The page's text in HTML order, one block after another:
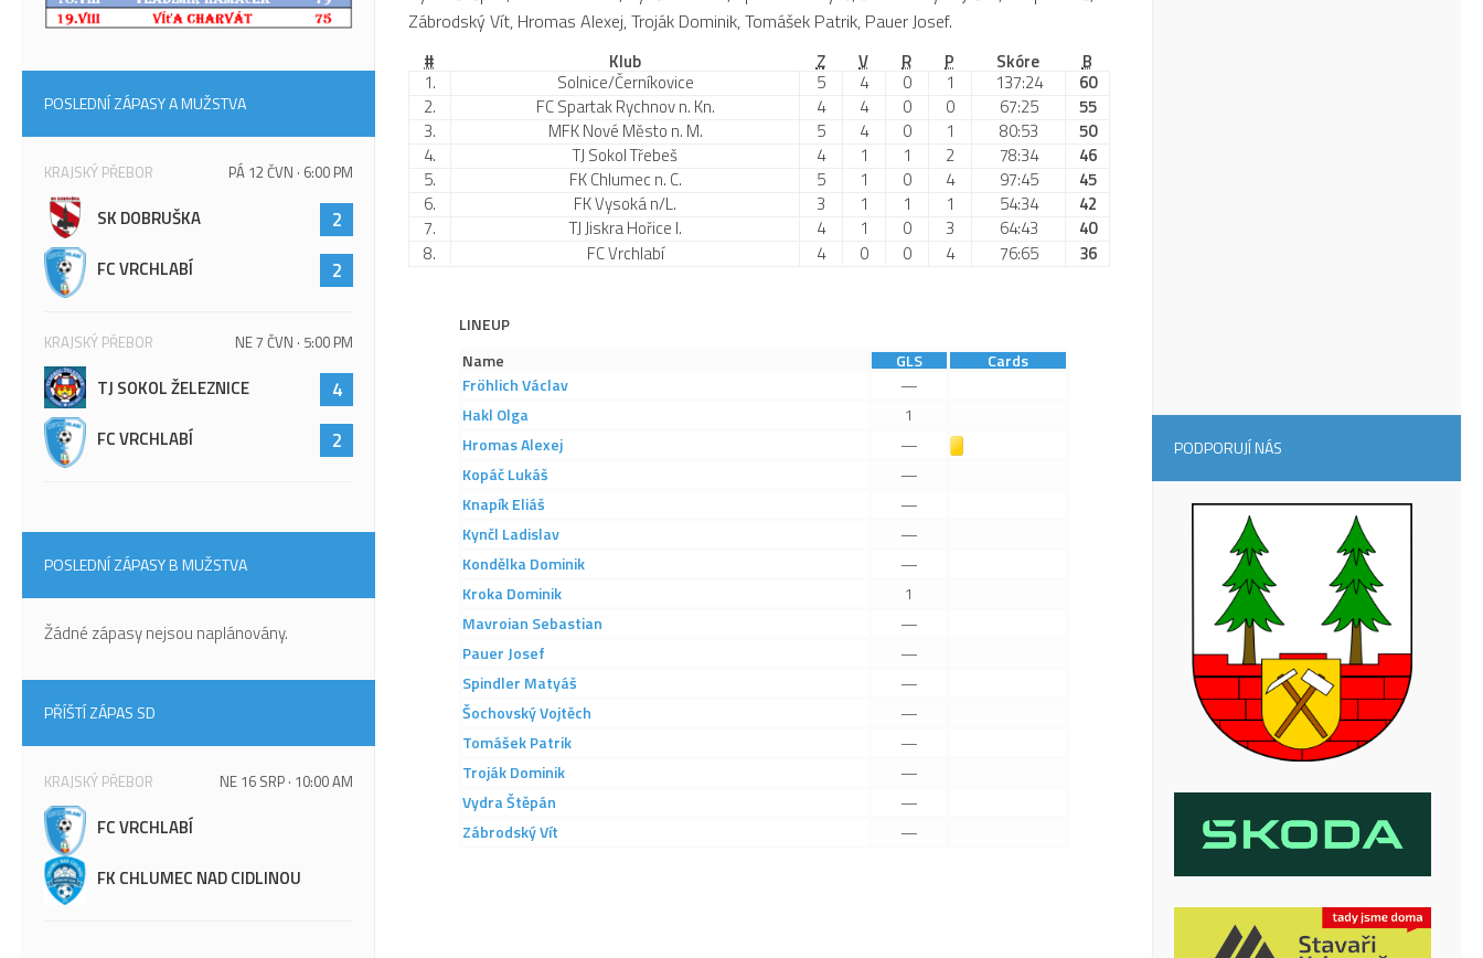
Zábrodský Vít, Hromas Alexej, Troják Dominik, Tomášek Patrik, Pauer Josef.
# Klub Z V R P Skóre
B
1.
Solnice/Černíkovice 5 4 0 1 137:24
60
2.
FC Spartak Rychnov n. Kn. 4 4 0 0 67:25
55
3.
MFK Nové Město n. M. 5 4 0 1 80:53
50
4.
TJ Sokol Třebeš 4 1 1 2 78:34
46
5.
FK Chlumec n. C. 5 1 0 4 97:45
45
6.
FK Vysoká n/L. 3 1 1 1 54:34
42
7.
TJ Jiskra Hořice I. 4 1 0 3 64:43
40
8.
FC Vrchlabí 4 0 0 4 76:65 36
LINEUP
Name
GLS
Cards
FröhlichVáclav
—
Hakl Olga
1
HromasAlexej —
Žlutá karta
Kopáč Lukáš
—
Knapík Eliáš
—
Kynčl Ladislav
—
Kondělka Dominik
—
Kroka Dominik
1
Mavroian Sebastian
—
Pauer Josef
—
Spindler Matyáš
—
ŠochovskýVojtěch
—
Tomášek Patrik
—
Troják Dominik
—
VydraŠtěpán
—
ZábrodskýVít —
POSLEDNÍ ZÁPASY A MUŽSTVA
KRAJSKÝ PŘEBOR PÁ 12 ČVN · 6:00 PM
SK DOBRUŠKA 2
FC VRCHLABÍ 2
KRAJSKÝ PŘEBOR NE 7 ČVN · 5:00 PM
TJ SOKOL ŽELEZNICE 4
FC VRCHLABÍ 2
POSLEDNÍ ZÁPASY B MUŽSTVA
Žádné zápasy nejsou naplánovány.
PŘÍŠTÍ ZÁPAS SD
KRAJSKÝ PŘEBOR NE 16 SRP · 10:00 AM
FC VRCHLABÍ
FK CHLUMEC NAD CIDLINOU
PODPORUJÍ NÁS